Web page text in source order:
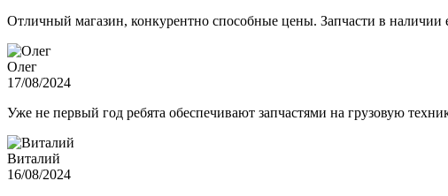
Отличный магазин, конкурентно способные цены. Запчасти в наличии
Олег
17/08/2024
Уже не первый год ребята обеспечивают запчастями на грузовую
Виталий
16/08/2024